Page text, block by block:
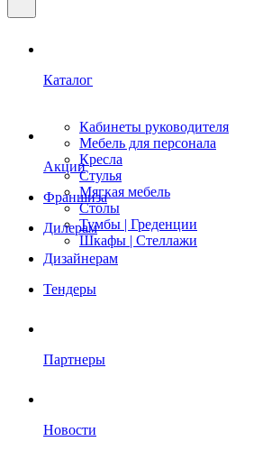
Каталог
Кабинеты руководителя
Мебель для персонала
Кресла
Стулья
Мягкая мебель
Столы
Тумбы | Греденции
Шкафы | Стеллажи
Акции
Франшиза
Дилерам
Дизайнерам
Тендеры
Партнеры
Новости